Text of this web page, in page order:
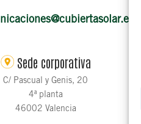
Sede corporativa
C/ Pascual y Genis, 20
4ª planta
46002 Valencia